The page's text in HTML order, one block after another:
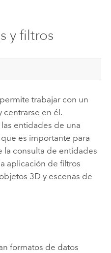
y filtros
trabajar con un
centrarse en él.
entidades de una
es importante para
la consulta de entidades
aplicación de filtros
3D y escenas de
formatos de datos